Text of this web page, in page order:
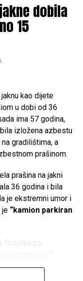
cijelom projektu
koji bi nosio ime
da ovaj kraj ima
čini.
već sada rado
vide nastavak
svijeta, jednog
mirovin
Share
za vjenčanje
i željama te je
je s Dior
koje su
dobila
15
kao dijete
u dobi od 36
ima 57 godina,
izložena azbestu
gradilištima, a
prašinom.
prašina na jakni
36 godina i bila
je ekstremni umor i
je “kamion parkiran
frizerka po